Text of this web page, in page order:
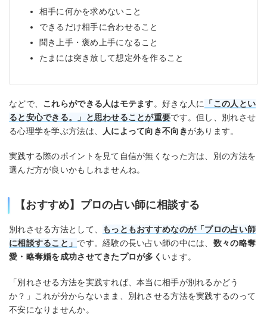
相手に何かを求めないこと
できるだけ相手に合わせること
聞き上手・褒め上手になること
たまには突き放して想定外を作ること
などで、 これらができる人はモテます。好きな人に
「この人とい
ると安心できる。」と思わせることが重要です。但し、別れさせ
る心理学を学ぶ方法は、
人によって向き不向きがあります。
実践する際のポイントを見て自信が無くなった方は、別の方法を
選んだ方が良いかもしれませんね。
【おすすめ】プロの占い師に相談する
別れさせる方法として、
もっともおすすめなのが「プロの占い師
に相談すること」 です。経験の長い占い師の中には、 数々の略奪
愛・略奪婚を成功させてきたプロが多く います。
「別れさせる方法を実践すれば、本当に相手が別れるかどう
か？」これが分からないまま、別れさせる方法を実践するのって
不安になりませんか。